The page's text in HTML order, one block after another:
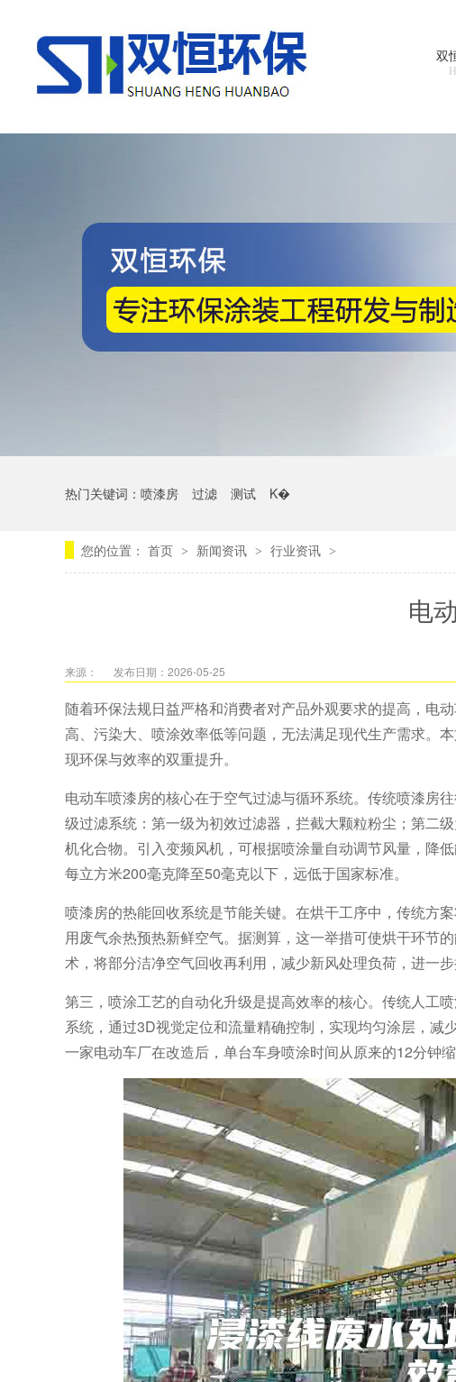
双
热门关键词： 喷漆房 过滤 测试 K�
您的位置： 首页 > 新闻资讯 > 行业资讯 >
电
来源： 发布日期：2026-05-25
随着环保法规日益严格和消费者对产品外观要求的提高，电
高、污染大、喷涂效率低等问题，无法满足现代生产需求。
现环保与效率的双重提升。
电动车喷漆房的核心在于空气过滤与循环系统。传统喷漆房
级过滤系统：第一级为初效过滤器，拦截大颗粒粉尘；第二
机化合物。引入变频风机，可根据喷涂量自动调节风量，降
每立方米200毫克降至50毫克以下，远低于国家标准。
喷漆房的热能回收系统是节能关键。在烘干工序中，传统方
用废气余热预热新鲜空气。据测算，这一举措可使烘干环节
术，将部分洁净空气回收再利用，减少新风处理负荷，进一步
第三，喷涂工艺的自动化升级是提高效率的核心。传统人工
系统，通过3D视觉定位和流量精确控制，实现均匀涂层，减
一家电动车厂在改造后，单台车身喷涂时间从原来的12分钟